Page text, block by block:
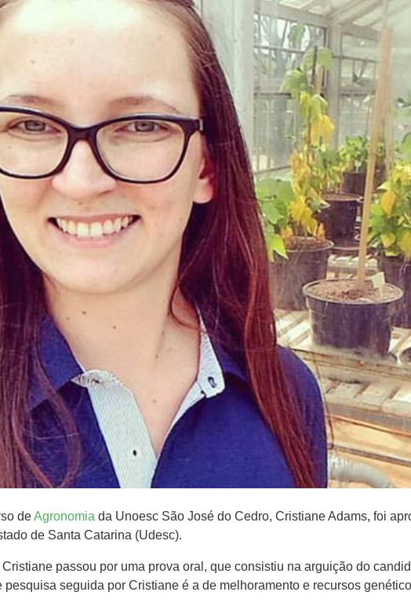
deAgronomia da Unoesc São José do Cedro, Cristiane Adams, foi
de Santa Catarina (Udesc).
passou por uma prova oral, que consistiu na arguição do
pesquisa seguida por Cristiane é a de melhoramento e recursos